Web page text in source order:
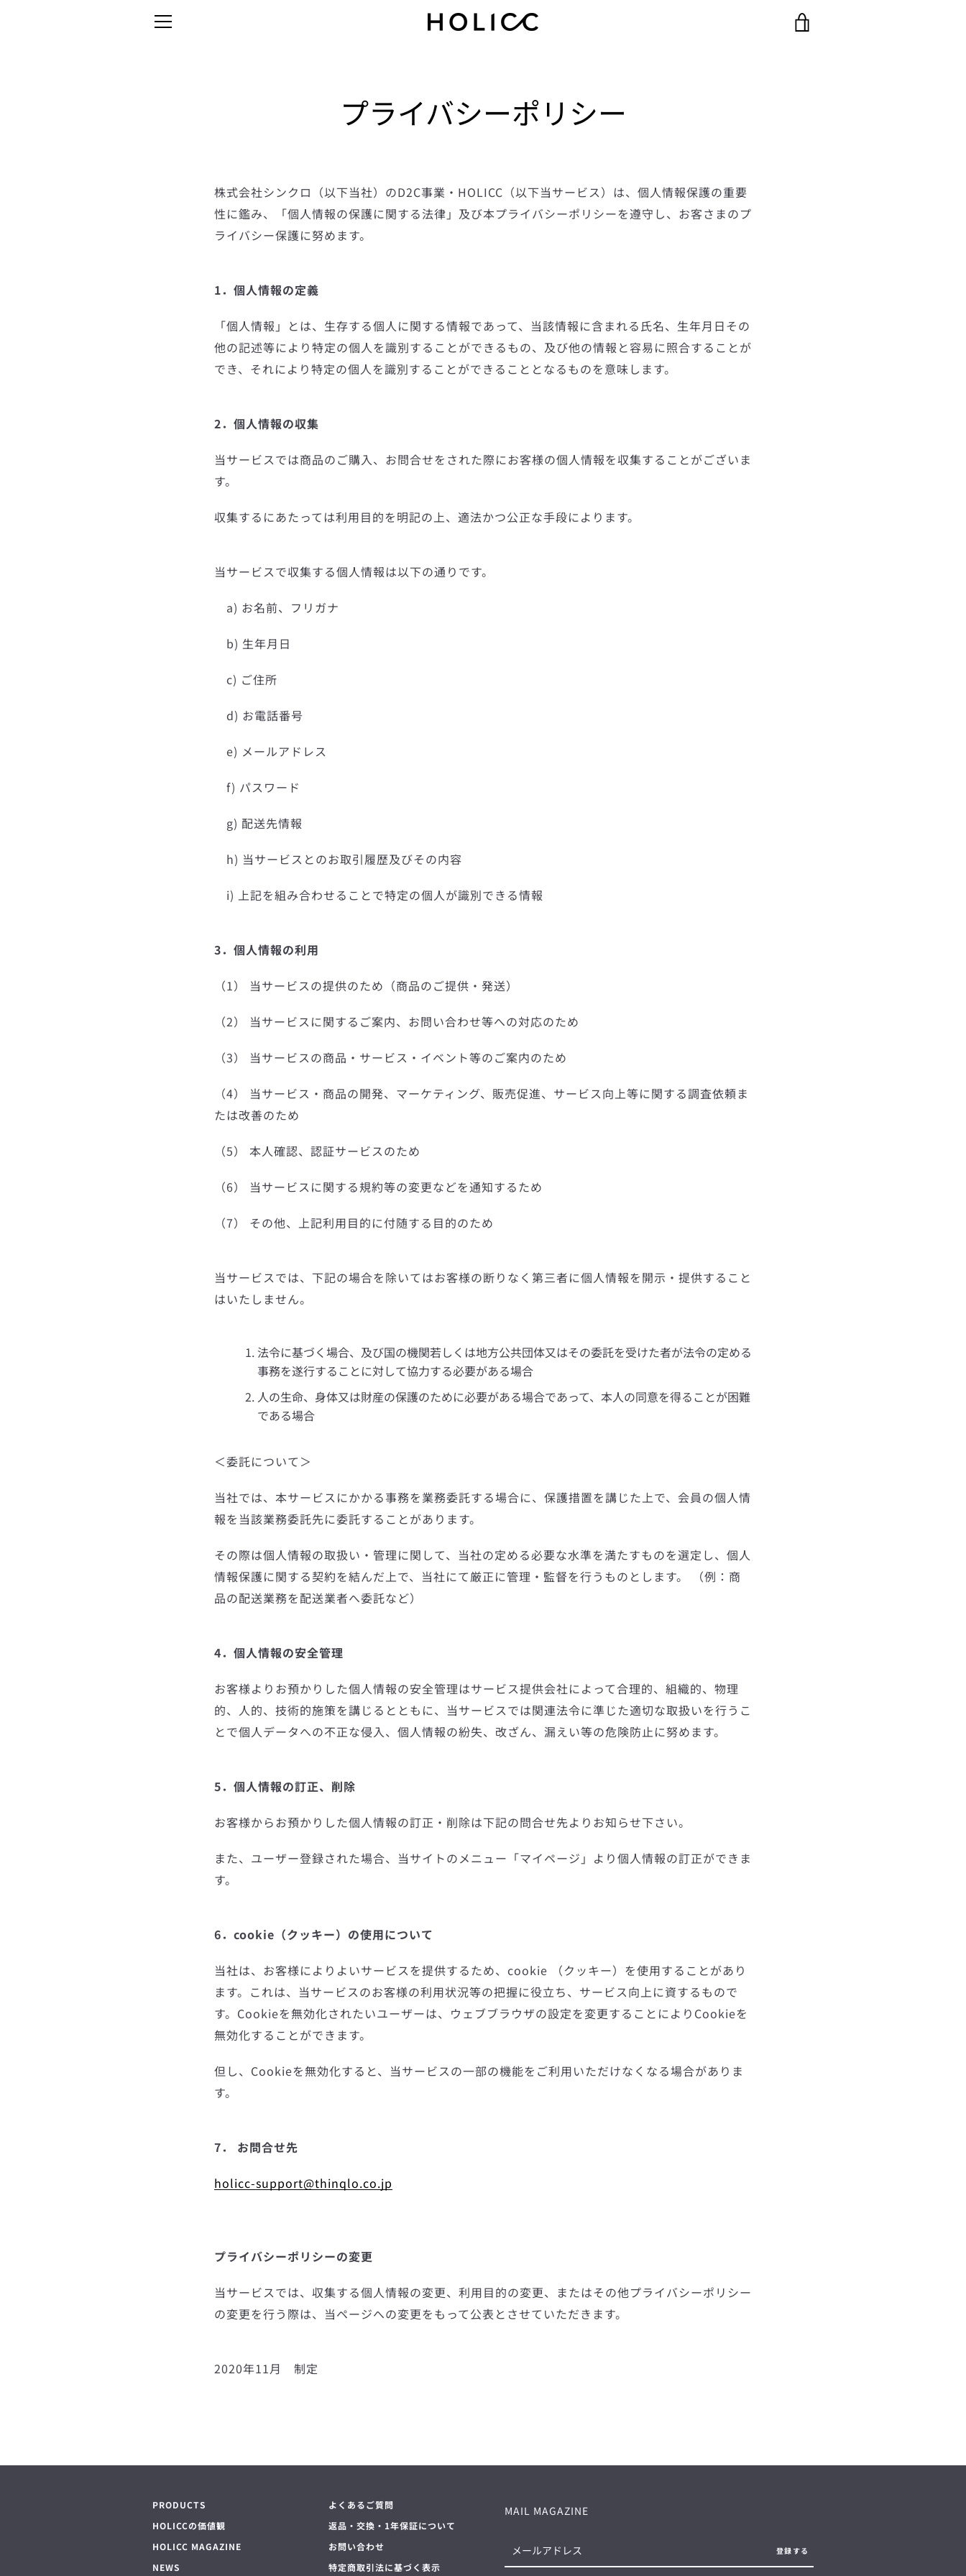
プライバシーポリシー
株式会社シンクロ（以下当社）のD2C事業・HOLICC（以下当サービス）は、個人情報保護の重要
性に鑑み、「個人情報の保護に関する法律」及び本プライバシーポリシーを遵守し、お客さまのプ
ライバシー保護に努めます。
1．個人情報の定義
「個人情報」とは、生存する個人に関する情報であって、当該情報に含まれる氏名、生年月日その
他の記述等により特定の個人を識別することができるもの、及び他の情報と容易に照合することが
でき、それにより特定の個人を識別することができることとなるものを意味します。
2．個人情報の収集
当サービスでは商品のご購入、お問合せをされた際にお客様の個人情報を収集することがございま
す。
収集するにあたっては利用目的を明記の上、適法かつ公正な手段によります。
当サービスで収集する個人情報は以下の通りです。
a) お名前、フリガナ
b) 生年月日
c) ご住所
d) お電話番号
e) メールアドレス
f) パスワード
g) 配送先情報
h) 当サービスとのお取引履歴及びその内容
i) 上記を組み合わせることで特定の個人が識別できる情報
3．個人情報の利用
（1） 当サービスの提供のため（商品のご提供・発送）
（2） 当サービスに関するご案内、お問い合わせ等への対応のため
（3） 当サービスの商品・サービス・イベント等のご案内のため
（4） 当サービス・商品の開発、マーケティング、販売促進、サービス向上等に関する調査依頼ま
たは改善のため
（5） 本人確認、認証サービスのため
（6） 当サービスに関する規約等の変更などを通知するため
（7） その他、上記利用目的に付随する目的のため
当サービスでは、下記の場合を除いてはお客様の断りなく第三者に個人情報を開示・提供すること
はいたしません。
法令に基づく場合、及び国の機関若しくは地方公共団体又はその委託を受けた者が法令の定める
事務を遂行することに対して協力する必要がある場合
人の生命、身体又は財産の保護のために必要がある場合であって、本人の同意を得ることが困難
である場合
＜委託について＞
当社では、本サービスにかかる事務を業務委託する場合に、保護措置を講じた上で、会員の個人情
報を当該業務委託先に委託することがあります。
その際は個人情報の取扱い・管理に関して、当社の定める必要な水準を満たすものを選定し、個人
情報保護に関する契約を結んだ上で、当社にて厳正に管理・監督を行うものとします。 （例：商
品の配送業務を配送業者へ委託など）
4．個人情報の安全管理
お客様よりお預かりした個人情報の安全管理はサービス提供会社によって合理的、組織的、物理
的、人的、技術的施策を講じるとともに、当サービスでは関連法令に準じた適切な取扱いを行うこ
とで個人データへの不正な侵入、個人情報の紛失、改ざん、漏えい等の危険防止に努めます。
5．個人情報の訂正、削除
お客様からお預かりした個人情報の訂正・削除は下記の問合せ先よりお知らせ下さい。
また、ユーザー登録された場合、当サイトのメニュー「マイページ」より個人情報の訂正ができま
す。
6．cookie（クッキー）の使用について
当社は、お客様によりよいサービスを提供するため、cookie （クッキー）を使用することがあり
ます。これは、当サービスのお客様の利用状況等の把握に役立ち、サービス向上に資するもので
す。Cookieを無効化されたいユーザーは、ウェブブラウザの設定を変更することによりCookieを
無効化することができます。
但し、Cookieを無効化すると、当サービスの一部の機能をご利用いただけなくなる場合がありま
す。
7． お問合せ先
holicc-support@thinqlo.co.jp
プライバシーポリシーの変更
当サービスでは、収集する個人情報の変更、利用目的の変更、またはその他プライバシーポリシー
の変更を行う際は、当ページへの変更をもって公表とさせていただきます。
2020年11月 制定
PRODUCTS
HOLICCの価値観
HOLICC MAGAZINE
NEWS
よくあるご質問
返品・交換・1年保証について
お問い合わせ
特定商取引法に基づく表示
MAIL MAGAZINE
登録する